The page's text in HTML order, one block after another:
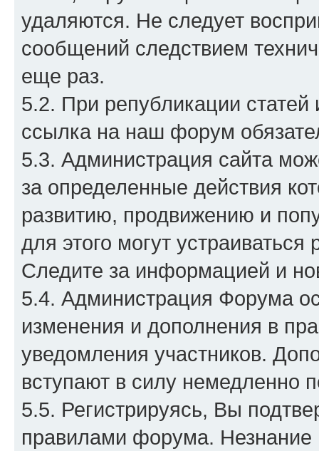
удаляются. Не следует
сообщений следствием
еще раз.
5.2. При републикации
ссылка на наш форум
5.3. Администрация сайта
за определенные действия
развитию, продвижению и
для этого могут
Следите за информацией и
5.4. Администрация Форума
изменения и дополнения в
уведомления участников.
вступают в силу немедленно
5.5. Регистрируясь, Вы
правилами форума.